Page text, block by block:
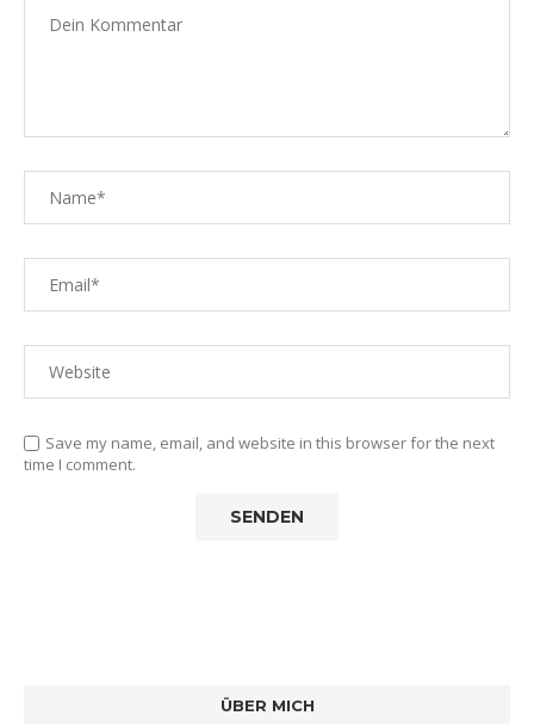
Save my name, email, and website in this browser for the next
time I comment.
ÜBER MICH